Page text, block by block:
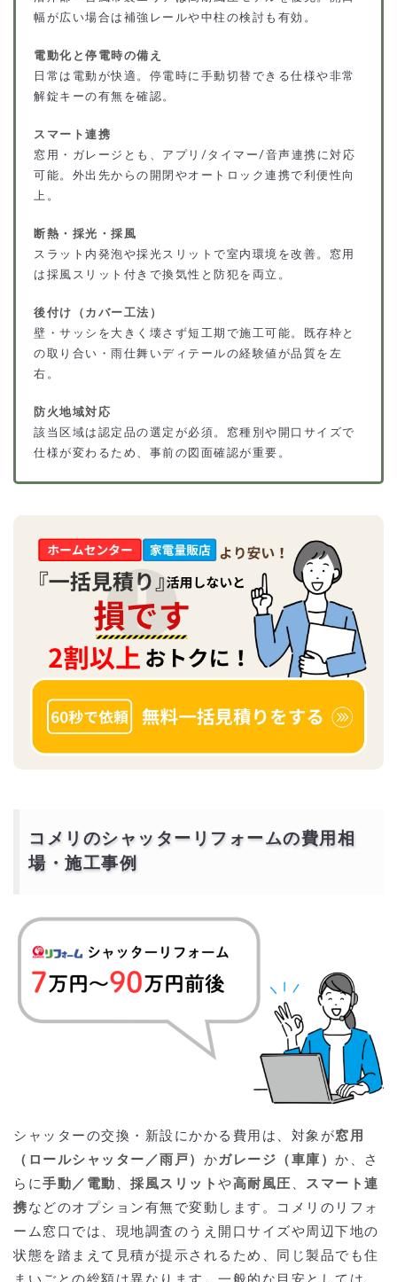
幅が広い場合は補強レールや中柱の検討も有効。
電動化と停電時の備え
日常は電動が快適。停電時に手動切替できる仕様や非常
解錠キーの有無を確認。
スマート連携
窓用・ガレージとも、アプリ/タイマー/音声連携に対応
可能。外出先からの開閉やオートロック連携で利便性向
上。
断熱・採光・採風
スラット内発泡や採光スリットで室内環境を改善。窓用
は採風スリット付きで換気性と防犯を両立。
後付け（カバー工法）
壁・サッシを大きく壊さず短工期で施工可能。既存枠と
の取り合い・雨仕舞いディテールの経験値が品質を左
右。
防火地域対応
該当区域は認定品の選定が必須。窓種別や開口サイズで
仕様が変わるため、事前の図面確認が重要。
コメリのシャッターリフォームの費用相
場・施工事例
シャッターの交換・新設にかかる費用は、対象が窓用
（ロールシャッター／雨戸） か ガレージ（車庫） か、さ
らに 手動／電動 採風スリット や 高耐風圧
スマート連
携 などのオプション有無で変動します。コメリのリフォ
ーム窓口では、現地調査のうえ開口サイズや周辺下地の
状態を踏まえて見積が提示されるため、同じ製品でも住